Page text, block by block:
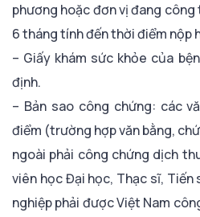
phương hoặc đơn vị đang
6 tháng tính đến thời điểm nộp
– Giấy khám sức khỏe của
định.
– Bản sao công chứng: các
điểm (trường hợp văn bằng,
ngoài phải công chứng dịch
viên học Đại học, Thạc sĩ,
nghiệp phải được Việt Nam